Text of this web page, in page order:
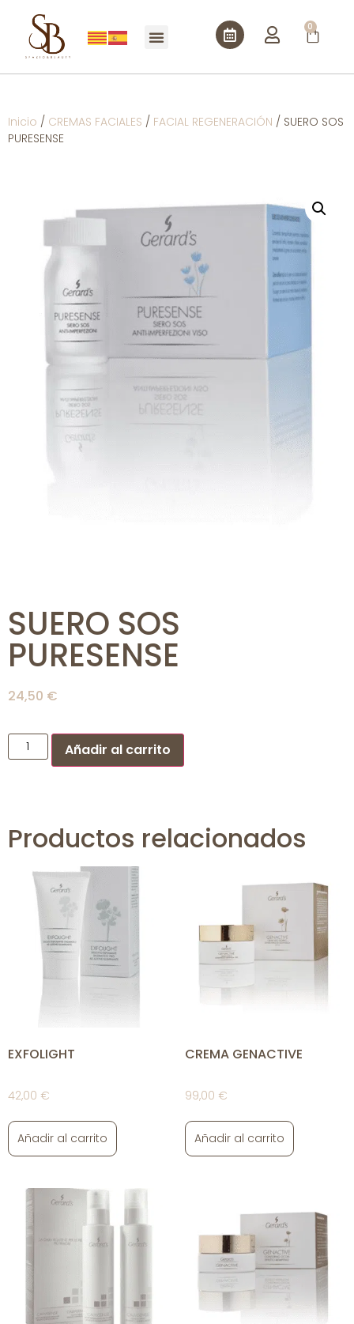
0
Inicio / CREMAS FACIALES / FACIAL REGENERACIÓN / SUERO SOS
PURESENSE
SUERO SOS
PURESENSE
24,50 €
Añadir al carrito
Productos relacionados
EXFOLIGHT
42,00 €
Añadir al carrito
CREMA GENACTIVE
99,00 €
Añadir al carrito